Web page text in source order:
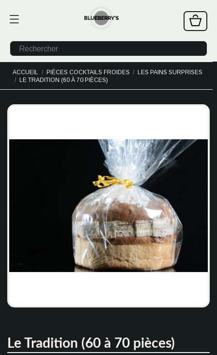
ACCUEIL PIÈCES COCKTAILS FROIDES
LES PAINS SURPRISES
LE TRADITION (60 À 70 PIÈCES)
Le Tradition (60 à 70 pièces)